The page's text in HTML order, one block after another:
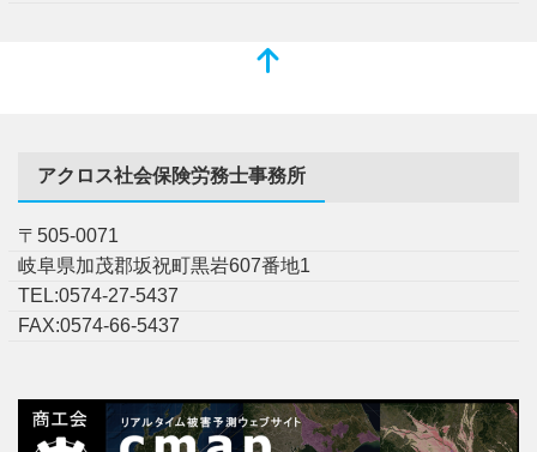
アクロス社会保険労務士事務所
〒505-0071
岐阜県加茂郡坂祝町黒岩607番地1
TEL:0574-27-5437
FAX:0574-66-5437